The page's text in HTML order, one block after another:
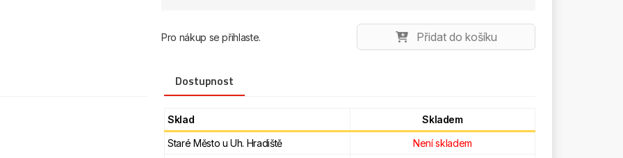
Pro nákup se přihlaste. Přidat do košíku
Dostupnost
Sklad
Skladem
Staré Město u Uh. Hradiště
Není skladem